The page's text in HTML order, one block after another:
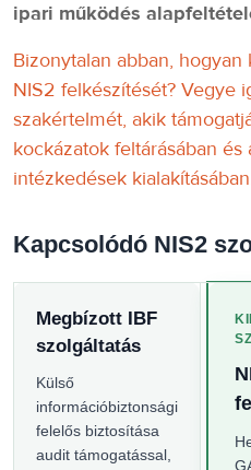
ipari működés
Bizonytalan abban,
NIS2 felkészítését? Vegye
szakértelmét, akik
kockázatok feltárásában
intézkedések
Kapcsolódó NIS2
Megbízott IBF
szolgáltatás
Külső
információbiztonsági
felelős biztosítása
audit támogatással,